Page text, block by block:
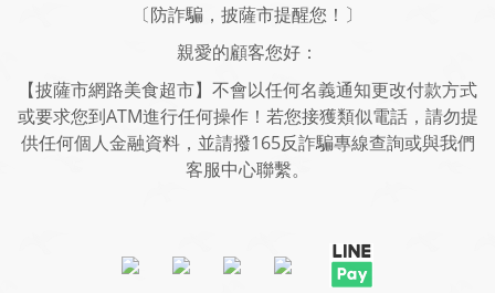
〔防詐騙，披薩市提醒您！〕
親愛的顧客您好：
【披薩市網路美食超市】不會以任何名義通知更改付款方式
或要求您到ATM進行任何操作！若您接獲類似電話，請勿提
供任何個人金融資料，並請撥165反詐騙專線查詢或與我們
客服中心聯繫。